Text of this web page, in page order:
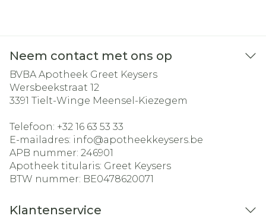
Neem contact met ons op
BVBA Apotheek Greet Keysers
Wersbeekstraat 12
3391 Tielt-Winge Meensel-Kiezegem
Telefoon: +32 16 63 53 33
E-mailadres: info@apotheekkeysers.be
APB nummer: 246901
Apotheek titularis: Greet Keysers
BTW nummer: BE0478620071
Klantenservice